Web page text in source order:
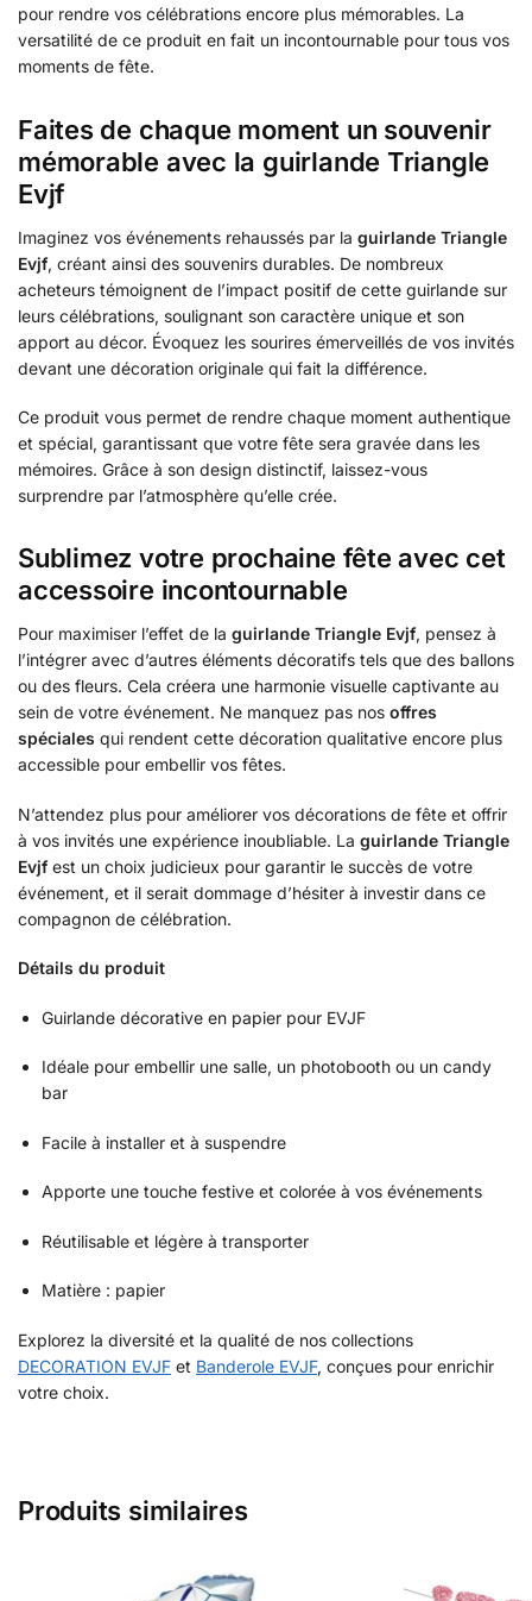
pour rendre vos célébrations encore plus mémorables. La
versatilité de ce produit en fait un incontournable pour tous vos
moments de fête.
Faites de chaque moment un souvenir
mémorable avec la guirlande Triangle
Evjf
Imaginez vos événements rehaussés par la guirlande Triangle
Evjf, créant ainsi des souvenirs durables. De nombreux
acheteurs témoignent de l’impact positif de cette guirlande sur
leurs célébrations, soulignant son caractère unique et son
apport au décor. Évoquez les sourires émerveillés de vos invités
devant une décoration originale qui fait la différence.
Ce produit vous permet de rendre chaque moment authentique
et spécial, garantissant que votre fête sera gravée dans les
mémoires. Grâce à son design distinctif, laissez-vous
surprendre par l’atmosphère qu’elle crée.
Sublimez votre prochaine fête avec cet
accessoire incontournable
Pour maximiser l’effet de la guirlande Triangle Evjf, pensez à
l’intégrer avec d’autres éléments décoratifs tels que des ballons
ou des fleurs. Cela créera une harmonie visuelle captivante au
sein de votre événement. Ne manquez pas nos offres
spéciales qui rendent cette décoration qualitative encore plus
accessible pour embellir vos fêtes.
N’attendez plus pour améliorer vos décorations de fête et offrir
à vos invités une expérience inoubliable. La guirlande Triangle
Evjfest un choix judicieux pour garantir le succès de votre
événement, et il serait dommage d’hésiter à investir dans ce
compagnon de célébration.
Détails du produit
Guirlande décorative en papier pour EVJF
Idéale pour embellir une salle, un photobooth ou un candy
bar
Facile à installer et à suspendre
Apporte une touche festive et colorée à vos événements
Réutilisable et légère à transporter
Matière : papier
Explorez la diversité et la qualité de nos collections
DECORATION EVJF et Banderole EVJF, conçues pour enrichir
votre choix.
Produits similaires